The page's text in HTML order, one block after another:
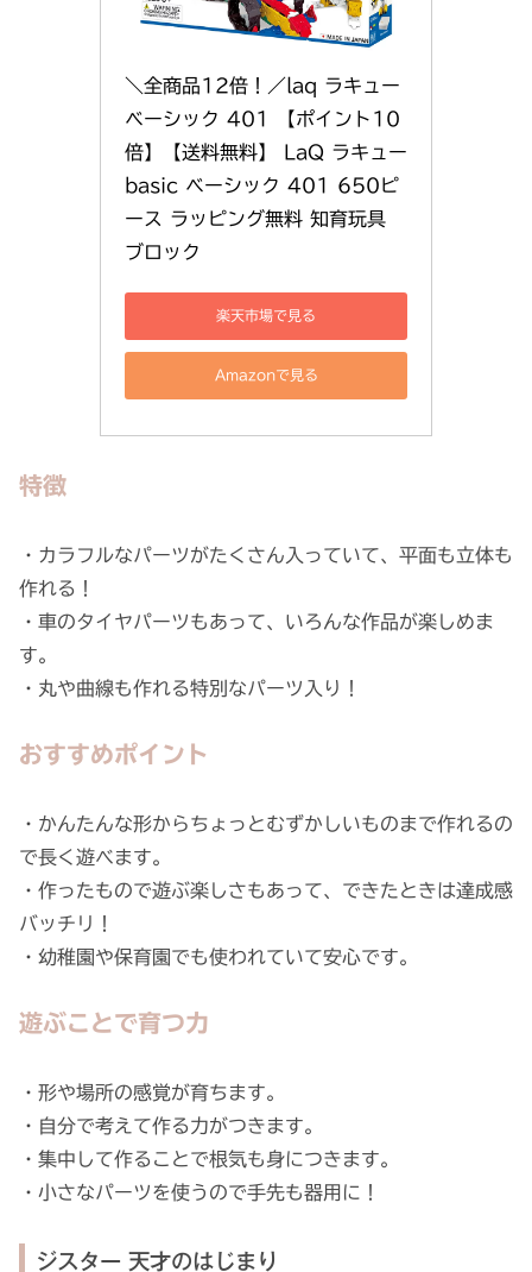
＼全商品12倍！／laq ラキュー
ベーシック 401 【ポイント10
倍】【送料無料】 LaQ ラキュー
basic ベーシック 401 650ピ
ース ラッピング無料 知育玩具
ブロック
楽天市場で見る
Amazonで見る
特徴
・カラフルなパーツがたくさん入っていて、平面も立体も
作れる！
・車のタイヤパーツもあって、いろんな作品が楽しめま
す。
・丸や曲線も作れる特別なパーツ入り！
おすすめポイント
・かんたんな形からちょっとむずかしいものまで作れるの
で長く遊べます。
・作ったもので遊ぶ楽しさもあって、できたときは達成感
バッチリ！
・幼稚園や保育園でも使われていて安心です。
遊ぶことで育つ力
・形や場所の感覚が育ちます。
・自分で考えて作る力がつきます。
・集中して作ることで根気も身につきます。
・小さなパーツを使うので手先も器用に！
ジスター 天才のはじまり